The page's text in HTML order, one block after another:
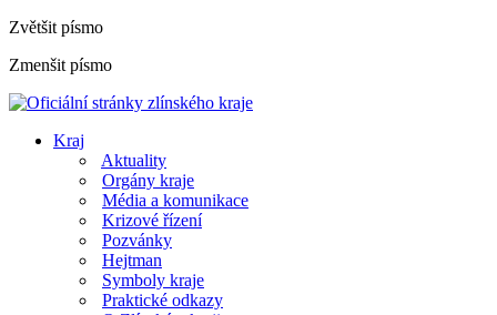
Zvětšit písmo
Zmenšit písmo
Kraj
Aktuality
Orgány kraje
Média a komunikace
Krizové řízení
Pozvánky
Hejtman
Symboly kraje
Praktické odkazy